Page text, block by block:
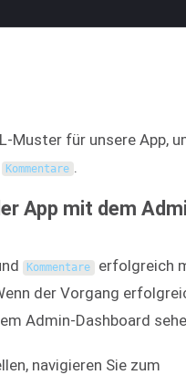
Muster für unsere App,
Kommentare
App mit dem
Kommentare
erfolgreich
der Vorgang
Admin-Dashboard
navigieren Sie zum